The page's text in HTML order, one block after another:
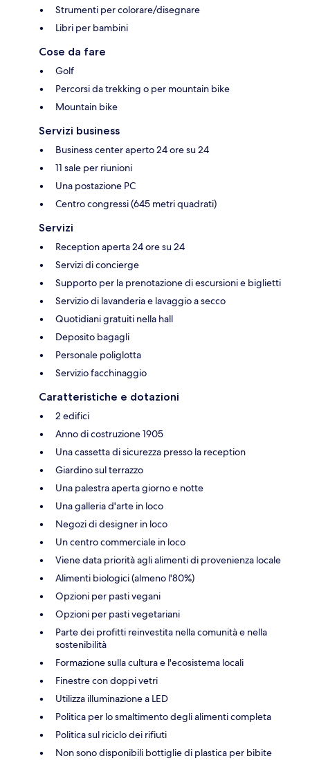
Strumenti per colorare/disegnare
Libri per bambini
Cose da fare
Golf
Percorsi da trekking o per mountain bike
Mountain bike
Servizi business
Business center aperto 24 ore su 24
11 sale per riunioni
Una postazione PC
Centro congressi (645 metri quadrati)
Servizi
Reception aperta 24 ore su 24
Servizi di concierge
Supporto per la prenotazione di escursioni e biglietti
Servizio di lavanderia e lavaggio a secco
Quotidiani gratuiti nella hall
Deposito bagagli
Personale poliglotta
Servizio facchinaggio
Caratteristiche e dotazioni
2 edifici
Anno di costruzione 1905
Una cassetta di sicurezza presso la reception
Giardino sul terrazzo
Una palestra aperta giorno e notte
Una galleria d'arte in loco
Negozi di designer in loco
Un centro commerciale in loco
Viene data priorità agli alimenti di provenienza locale
Alimenti biologici (almeno l'80%)
Opzioni per pasti vegani
Opzioni per pasti vegetariani
Parte dei profitti reinvestita nella comunità e nella
sostenibilità
Formazione sulla cultura e l'ecosistema locali
Finestre con doppi vetri
Utilizza illuminazione a LED
Politica per lo smaltimento degli alimenti completa
Politica sul riciclo dei rifiuti
Non sono disponibili bottiglie di plastica per bibite